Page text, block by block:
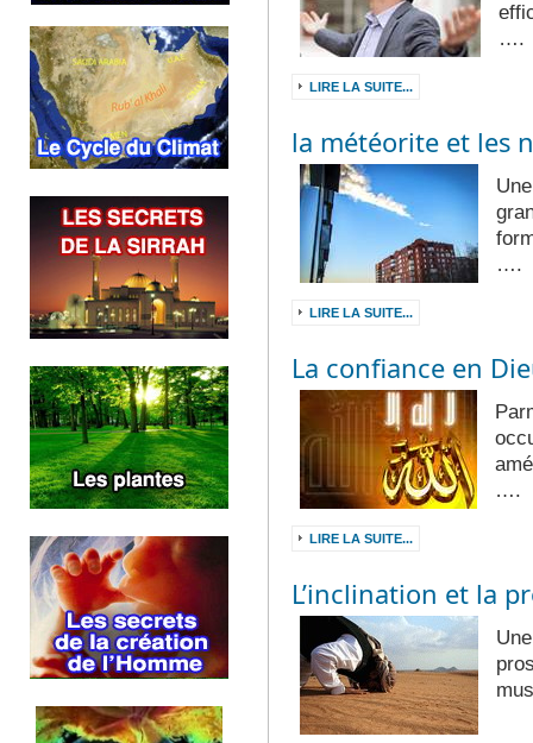
….
LIRE LA SUITE...
la météorite et les
….
LIRE LA SUITE...
La confiance en
….
LIRE LA SUITE...
L’inclination et la